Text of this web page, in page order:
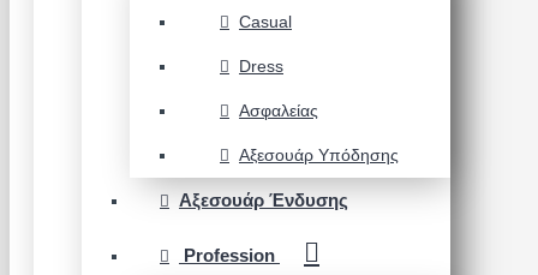
Casual
Dress
Ασφαλείας
Αξεσουάρ Υπόδησης
Αξεσουάρ Ένδυσης
Profession